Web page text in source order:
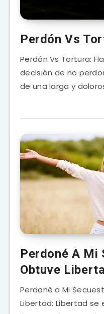
Perdón Vs
Perdón Vs Tortura:
decisión de no
de una larga y
Perdoné A Mi
Obtuve
Perdoné a Mi
Libertad: Libertad se